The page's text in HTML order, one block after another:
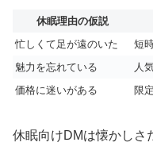
休眠理由の仮説
忙しくて足が遠のいた
短
魅力を忘れている
人
価格に迷いがある
限
休眠向けDMは懐かしさ